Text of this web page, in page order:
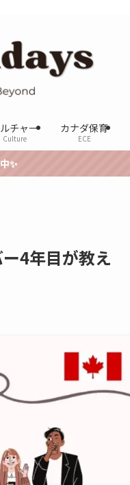
チャー
Culture
カナダ保育
ECE
✨
4年目が教え